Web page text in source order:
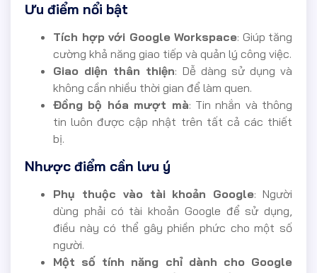
Ưu điểm nổi bật
Tích hợp với Google Workspace: Giúp tăng
cường khả năng giao tiếp và quản lý công việc.
Giao diện thân thiện: Dễ dàng sử dụng và
không cần nhiều thời gian để làm quen.
Đồng bộ hóa mượt mà: Tin nhắn và thông
tin luôn được cập nhật trên tất cả các thiết
bị.
Nhược điểm cần lưu ý
Phụ thuộc vào tài khoản Google: Người
dùng phải có tài khoản Google để sử dụng,
điều này có thể gây phiền phức cho một số
người.
Một số tính năng chỉ dành cho Google